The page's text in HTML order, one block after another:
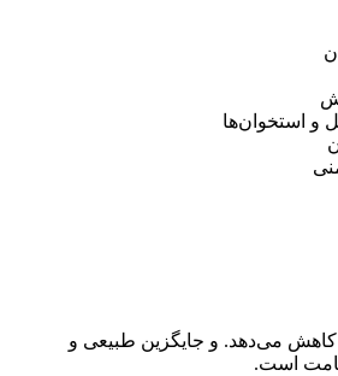
و استخوان‌ها
می‌دهد. و جایگزین طبیعی و
است.